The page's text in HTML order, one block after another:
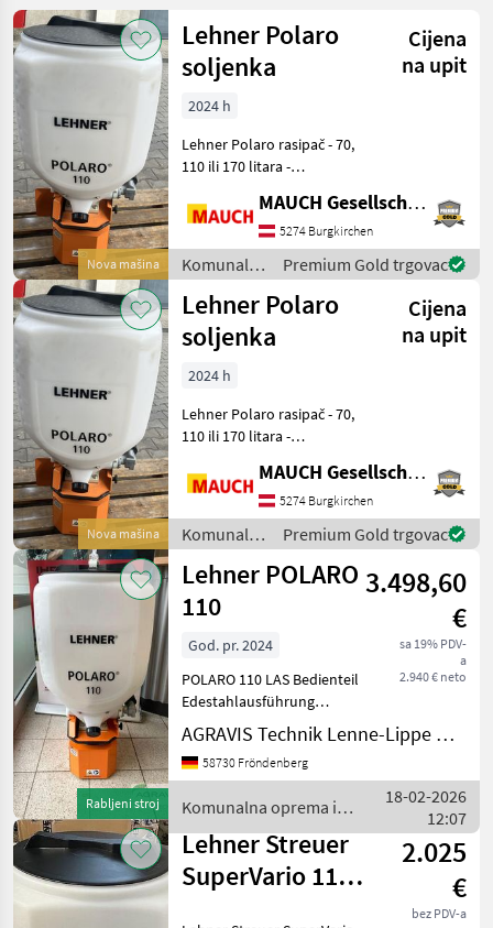
Kategorija 4 Država Filtri
STAZA
Općinska
tehnologija
Komunalna
Oprema I
Vozila
Zimska
Oprema
Lehner
Hauer
Hydrac
Kahlbacher
Pronar
Prikaži
sve
(51)
MODEL
Polaro
Salzstreuer
Poništi
Prikaži 4
rezultata
Nova mašina
Lehner Polaro
soljenka
Cijena
na upit
2024 h
Lehner Polaro rasipač - 70,
110 ili 170 litara -
radna širina od 0, 8 do 6, 0
rasipanje izrađeni od
nehrđajućeg čelika
MAUCH Gesellschaft m.b.H. & Co.KG
5274 Burgkirchen
Komunalna
oprema i
vozila /
Lehner
Premium Gold trgovac
Nova mašina
Lehner Polaro
soljenka
Cijena
na upit
2024 h
Lehner Polaro rasipač - 70,
110 ili 170 litara -
radna širina od 0, 8 do 6, 0
rasipanje izrađeni od
nehrđajućeg čelika
MAUCH Gesellschaft m.b.H. & Co.KG
5274 Burgkirchen
Komunalna
oprema i
vozila /
Lehner
Premium Gold trgovac
Rabljeni stroj
Lehner POLARO
110
3.498,60
€
sa 19% PDV-
a
2.940 € neto
God. pr. 2024
POLARO 110 LAS Bedienteil
Edestahlausführung
serienmäßig Batteriekabel
5m Steuerkabel 6m
Entlastungsdacht Behälter
Komunalna oprema i voz
AGRAVIS Technik Lenne-Lippe GmbH
58730 Fröndenberg
Komunalna oprema i
vozila / Lehner
18-02-2026
12:07
Lehner Streuer
SuperVario 110
2.025
€
bez PDV-a